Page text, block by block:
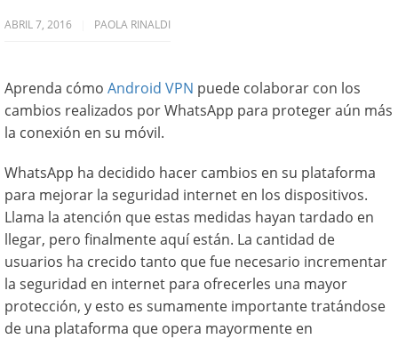
ABRIL 7, 2016 PAOLA RINALDI
Aprenda cómo Android VPN puede colaborar con los
cambios realizados por WhatsApp para proteger aún más
la conexión en su móvil.
WhatsApp ha decidido hacer cambios en su plataforma
para mejorar la seguridad internet en los dispositivos.
Llama la atención que estas medidas hayan tardado en
llegar, pero finalmente aquí están. La cantidad de
usuarios ha crecido tanto que fue necesario incrementar
la seguridad en internet para ofrecerles una mayor
protección, y esto es sumamente importante tratándose
de una plataforma que opera mayormente en